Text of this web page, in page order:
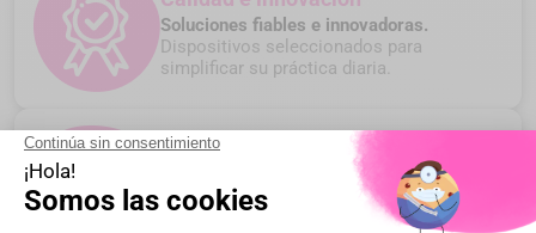
Soluciones fiables e innovadoras.
Dispositivos seleccionados para
simplificar su práctica diaria.
Atención al cliente personalizada
Nuestros expertos le acompañan por
teléfono o correo electrónico.